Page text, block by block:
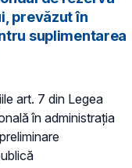
prevăzut în
suplimentarea
art. 7 din Legea
în administraţia